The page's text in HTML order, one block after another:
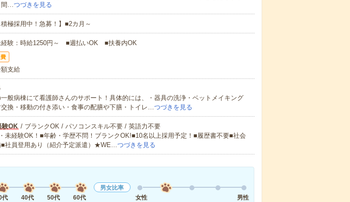
間…つづきを見る
積極採用中！急募！】■2カ月～
経験：時給1250円～ ■週払いOK ■扶養内OK
支給
般病棟にて看護師さんのサポート！具体的には、・器具の洗浄・ベットメイキング
換・移動の付き添い・食事の配膳や下膳・トイレ…つづきを見る
験OK/ ブランクOK / パソコンスキル不要 / 英語力不要
未経験OK！■年齢・学歴不問！ブランクOK!■10名以上採用予定！■履歴書不要■社会
■社員登用あり（紹介予定派遣）★WE…つづきを見る
代 40代 50代 60代
男女比率
女性
男性